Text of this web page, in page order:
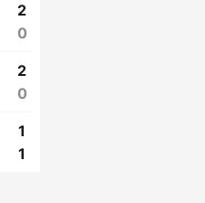
2
0
2
0
1
1